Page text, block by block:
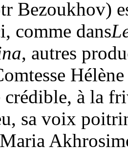
Bezoukhov)
comme dans
, autres
crédible, à la
sa voix